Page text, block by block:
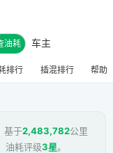
油耗 车主
排行 插混排行 帮助
基于2,483,782公里
油耗评级3星。